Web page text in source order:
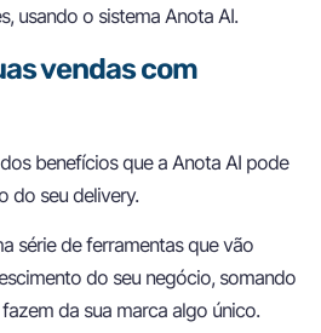
usando o sistema Anota AI.
vendas com
benefícios que a Anota AI pode
do seu delivery.
série de ferramentas que vão
do seu negócio, somando
da sua marca algo único.